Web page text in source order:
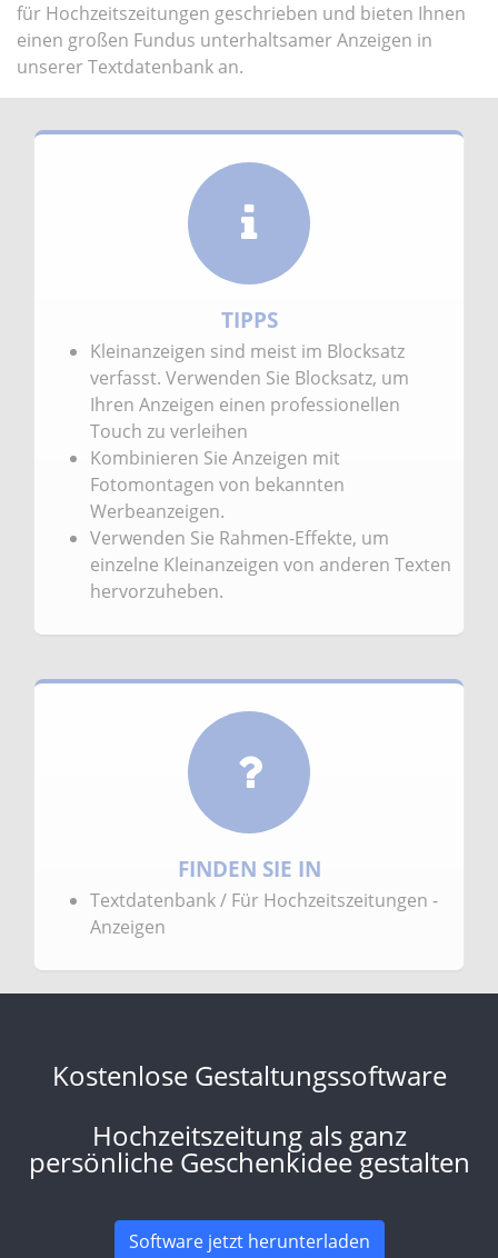
für Hochzeitszeitungen geschrieben und bieten Ihnen
einen großen Fundus unterhaltsamer Anzeigen in
unserer Textdatenbank an.
TIPPS
Kleinanzeigen sind meist im Blocksatz
verfasst. Verwenden Sie Blocksatz, um
Ihren Anzeigen einen professionellen
Touch zu verleihen
Kombinieren Sie Anzeigen mit
Fotomontagen von bekannten
Werbeanzeigen.
Verwenden Sie Rahmen-Effekte, um
einzelne Kleinanzeigen von anderen Texten
hervorzuheben.
FINDEN SIE IN
Textdatenbank / Für Hochzeitszeitungen -
Anzeigen
Kostenlose Gestaltungssoftware
Hochzeitszeitung als ganz
persönliche Geschenkidee gestalten
Software jetzt herunterladen